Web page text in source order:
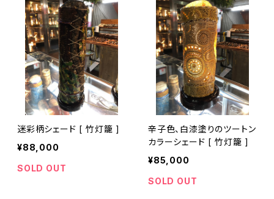
迷彩柄シェード [ 竹灯籠 ]
¥88,000
SOLD OUT
辛子色、白漆塗りのツートン
カラーシェード [ 竹灯籠 ]
¥85,000
SOLD OUT